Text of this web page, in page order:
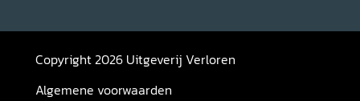
Copyright 2026 Uitgeverij Verloren
Algemene voorwaarden